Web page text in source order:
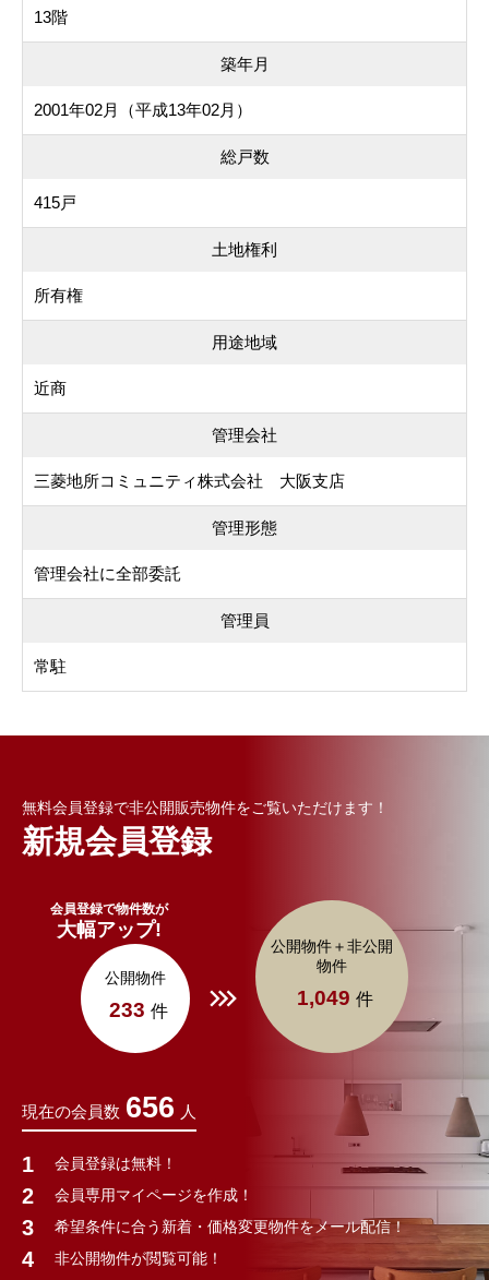
13階
築年月
2001年02月（平成13年02月）
総戸数
415戸
土地権利
所有権
用途地域
近商
管理会社
三菱地所コミュニティ株式会社 大阪支店
管理形態
管理会社に全部委託
管理員
常駐
無料会員登録で非公開販売物件をご覧いただけます！
新規会員登録
会員登録で物件数が
大幅アップ!
公開物件
233 件
公開物件＋非公開
物件
1,049 件
現在の会員数 656 人
会員登録は無料！
会員専用マイページを作成！
希望条件に合う新着・価格変更物件をメール配信！
非公開物件が閲覧可能！